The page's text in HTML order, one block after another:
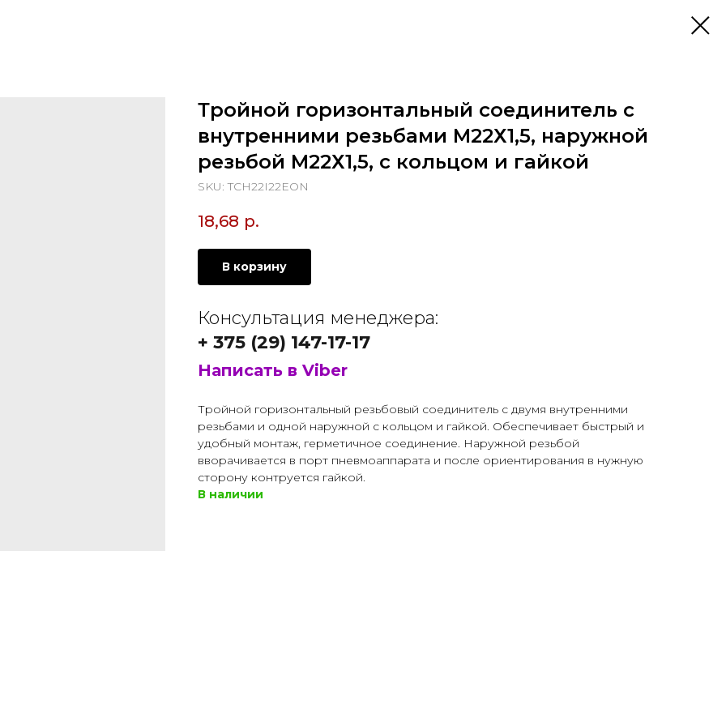
Тройной горизонтальный соединитель с
внутренними резьбами М22Х1,5, наружной
резьбой М22Х1,5, с кольцом и гайкой
SKU:TCH22I22EON
18,68 р.
В корзину
Консультация менеджера:
+ 375 (29) 147-17-17
Написать в Viber
Тройной горизонтальный резьбовый соединитель с двумя внутренними
резьбами и одной наружной с кольцом и гайкой. Обеспечивает быстрый и
удобный монтаж, герметичное соединение. Наружной резьбой
вворачивается в порт пневмоаппарата и после ориентирования в нужную
сторону контруется гайкой.
В наличии